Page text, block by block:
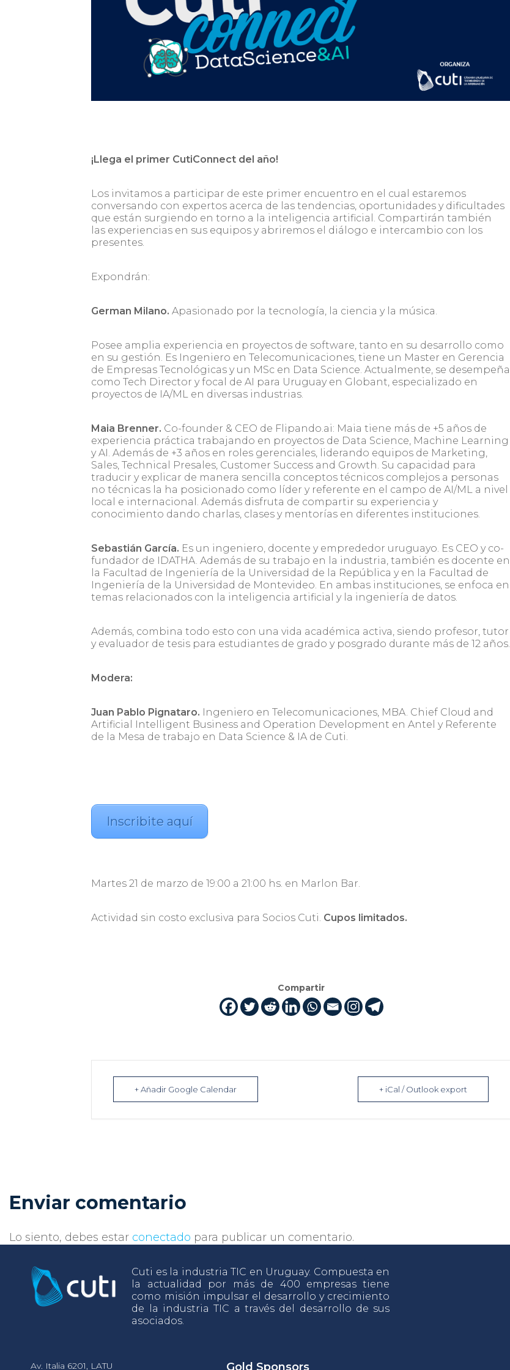
¡Llega el primer CutiConnect del año!
Los invitamos a participar de este primer encuentro en el cual estaremos
conversando con expertos acerca de las tendencias, oportunidades y dificultades
que están surgiendo en torno a la inteligencia artificial. Compartirán también
las experiencias en sus equipos y abriremos el diálogo e intercambio con los
presentes.
Expondrán:
German Milano. Apasionado por la tecnología, la ciencia y la música.
Posee amplia experiencia en proyectos de software, tanto en su desarrollo como
en su gestión. Es Ingeniero en Telecomunicaciones, tiene un Master en Gerencia
de Empresas Tecnológicas y un MSc en Data Science. Actualmente, se desempeña
como Tech Director y focal de AI para Uruguay en Globant, especializado en
proyectos de IA/ML en diversas industrias.
Maia Brenner. Co-founder & CEO de Flipando.ai: Maia tiene más de +5 años de
experiencia práctica trabajando en proyectos de Data Science, Machine Learning
y AI. Además de +3 años en roles gerenciales, liderando equipos de Marketing,
Sales, Technical Presales, Customer Success and Growth. Su capacidad para
traducir y explicar de manera sencilla conceptos técnicos complejos a personas
no técnicas la ha posicionado como líder y referente en el campo de AI/ML a nivel
local e internacional. Además disfruta de compartir su experiencia y
conocimiento dando charlas, clases y mentorías en diferentes instituciones.
Sebastián García. Es un ingeniero, docente y emprededor uruguayo. Es CEO y co-
fundador de IDATHA. Además de su trabajo en la industria, también es docente en
la Facultad de Ingeniería de la Universidad de la República y en la Facultad de
Ingeniería de la Universidad de Montevideo. En ambas instituciones, se enfoca en
temas relacionados con la inteligencia artificial y la ingeniería de datos.
Además, combina todo esto con una vida académica activa, siendo profesor, tutor
y evaluador de tesis para estudiantes de grado y posgrado durante más de 12 años.
Modera:
Juan Pablo Pignataro. Ingeniero en Telecomunicaciones, MBA. Chief Cloud and
Artificial Intelligent Business and Operation Development en Antel y Referente
de la Mesa de trabajo en Data Science & IA de Cuti.
Inscribite aquí
Martes 21 de marzo de 19:00 a 21:00 hs. en Marlon Bar.
Actividad sin costo exclusiva para Socios Cuti. Cupos limitados.
Compartir
+ Añadir Google Calendar + iCal / Outlook export
Enviar comentario
Lo siento, debes estar conectado para publicar un comentario.
Cuti es la industria TIC en Uruguay. Compuesta en
la actualidad por más de 400 empresas tiene
como misión impulsar el desarrollo y crecimiento
de la industria TIC a través del desarrollo de sus
asociados.
Av. Italia 6201, LATU Gold Sponsors